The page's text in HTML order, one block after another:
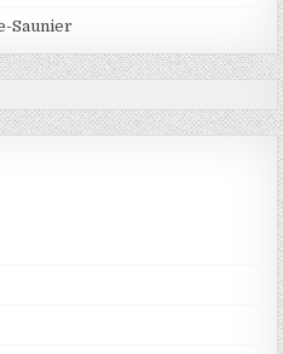
Saunier